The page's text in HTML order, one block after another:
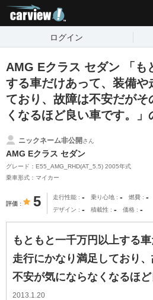
ログイン
AMG Eクラス セダン 「も
する車だけあって、装備や
ており、故障は不安だがそ
くなるほど良い車です。
ニックネーム非公開さん
AMG Eクラス セダン
グレード：E55_AMG_RHD(AT_5.5) 2005年式
乗車形式：マイカー
評価 5 走行性能 - 乗り心地 - 燃費 -
デザイン - 積載性 - 価格 -
もともと一千万円以上する
走行にかなり満足しており
不安が気にならなくなるほど
2013.1.20